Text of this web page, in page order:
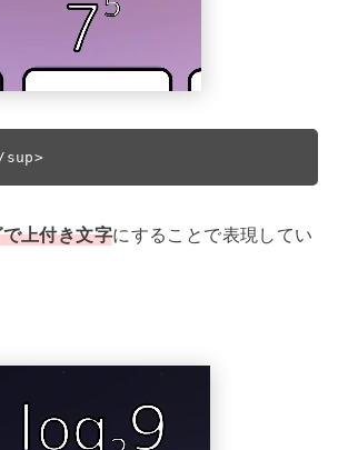
上付き文字にすることで表現してい